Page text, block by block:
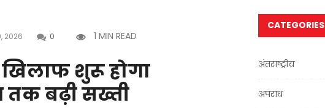
2026 0 1 MIN READ
खिलाफ शुरू होगा
बढ़ी सख्ती
CATEGORIES
अंतराष्ट्रीय
अपराध